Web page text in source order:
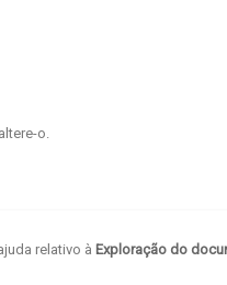
altere-o.
relativo à Exploração do